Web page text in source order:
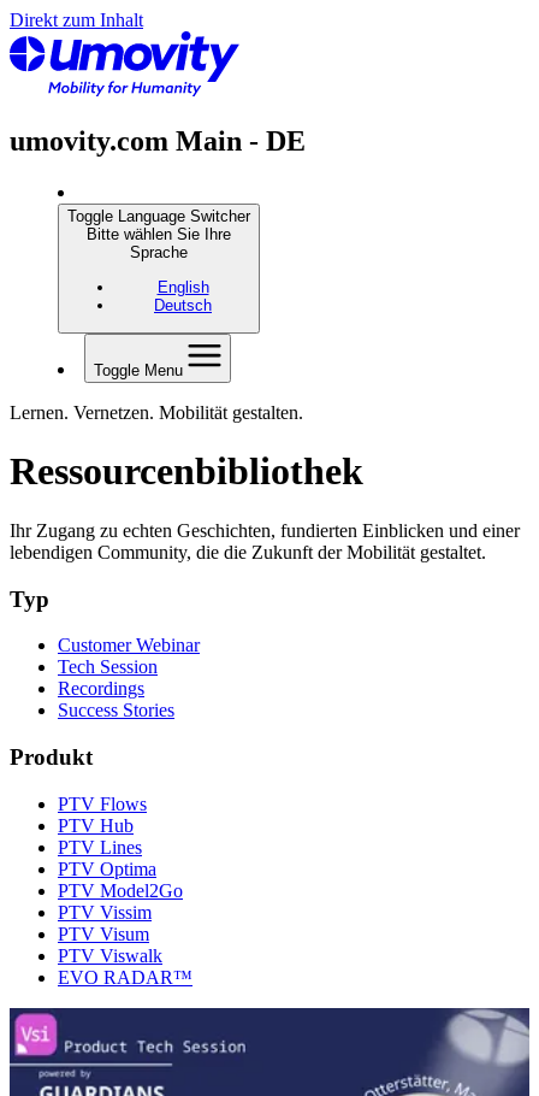
Direkt zum Inhalt
umovity.com Main - DE
Toggle Language Switcher
Bitte wählen Sie Ihre
Sprache
English
Deutsch
Toggle Menu
Lernen. Vernetzen. Mobilität gestalten.
Ressourcenbibliothek
Ihr Zugang zu echten Geschichten, fundierten Einblicken und einer
lebendigen Community, die die Zukunft der Mobilität gestaltet.
Typ
Customer Webinar
Tech Session
Recordings
Success Stories
Produkt
PTV Flows
PTV Hub
PTV Lines
PTV Optima
PTV Model2Go
PTV Vissim
PTV Visum
PTV Viswalk
EVO RADAR™